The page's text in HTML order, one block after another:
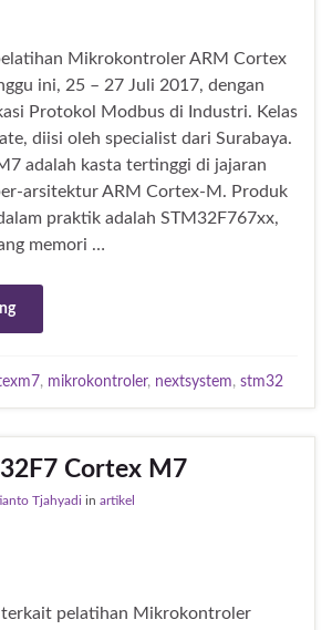
Mikrokontroler ARM Cortex
ini, 25 – 27 Juli 2017, dengan
Protokol Modbus di Industri. Kelas
diisi oleh specialist dari Surabaya.
adalah kasta tertinggi di jajaran
arsitektur ARM Cortex-M. Produk
praktik adalah STM32F767xx,
memori …
, mikrokontroler, nextsystem, stm32
Cortex M7
Tjahyadi in artikel
pelatihan Mikrokontroler